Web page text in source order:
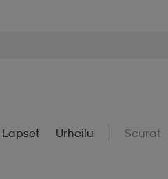
Lapset Urheilu Seurat